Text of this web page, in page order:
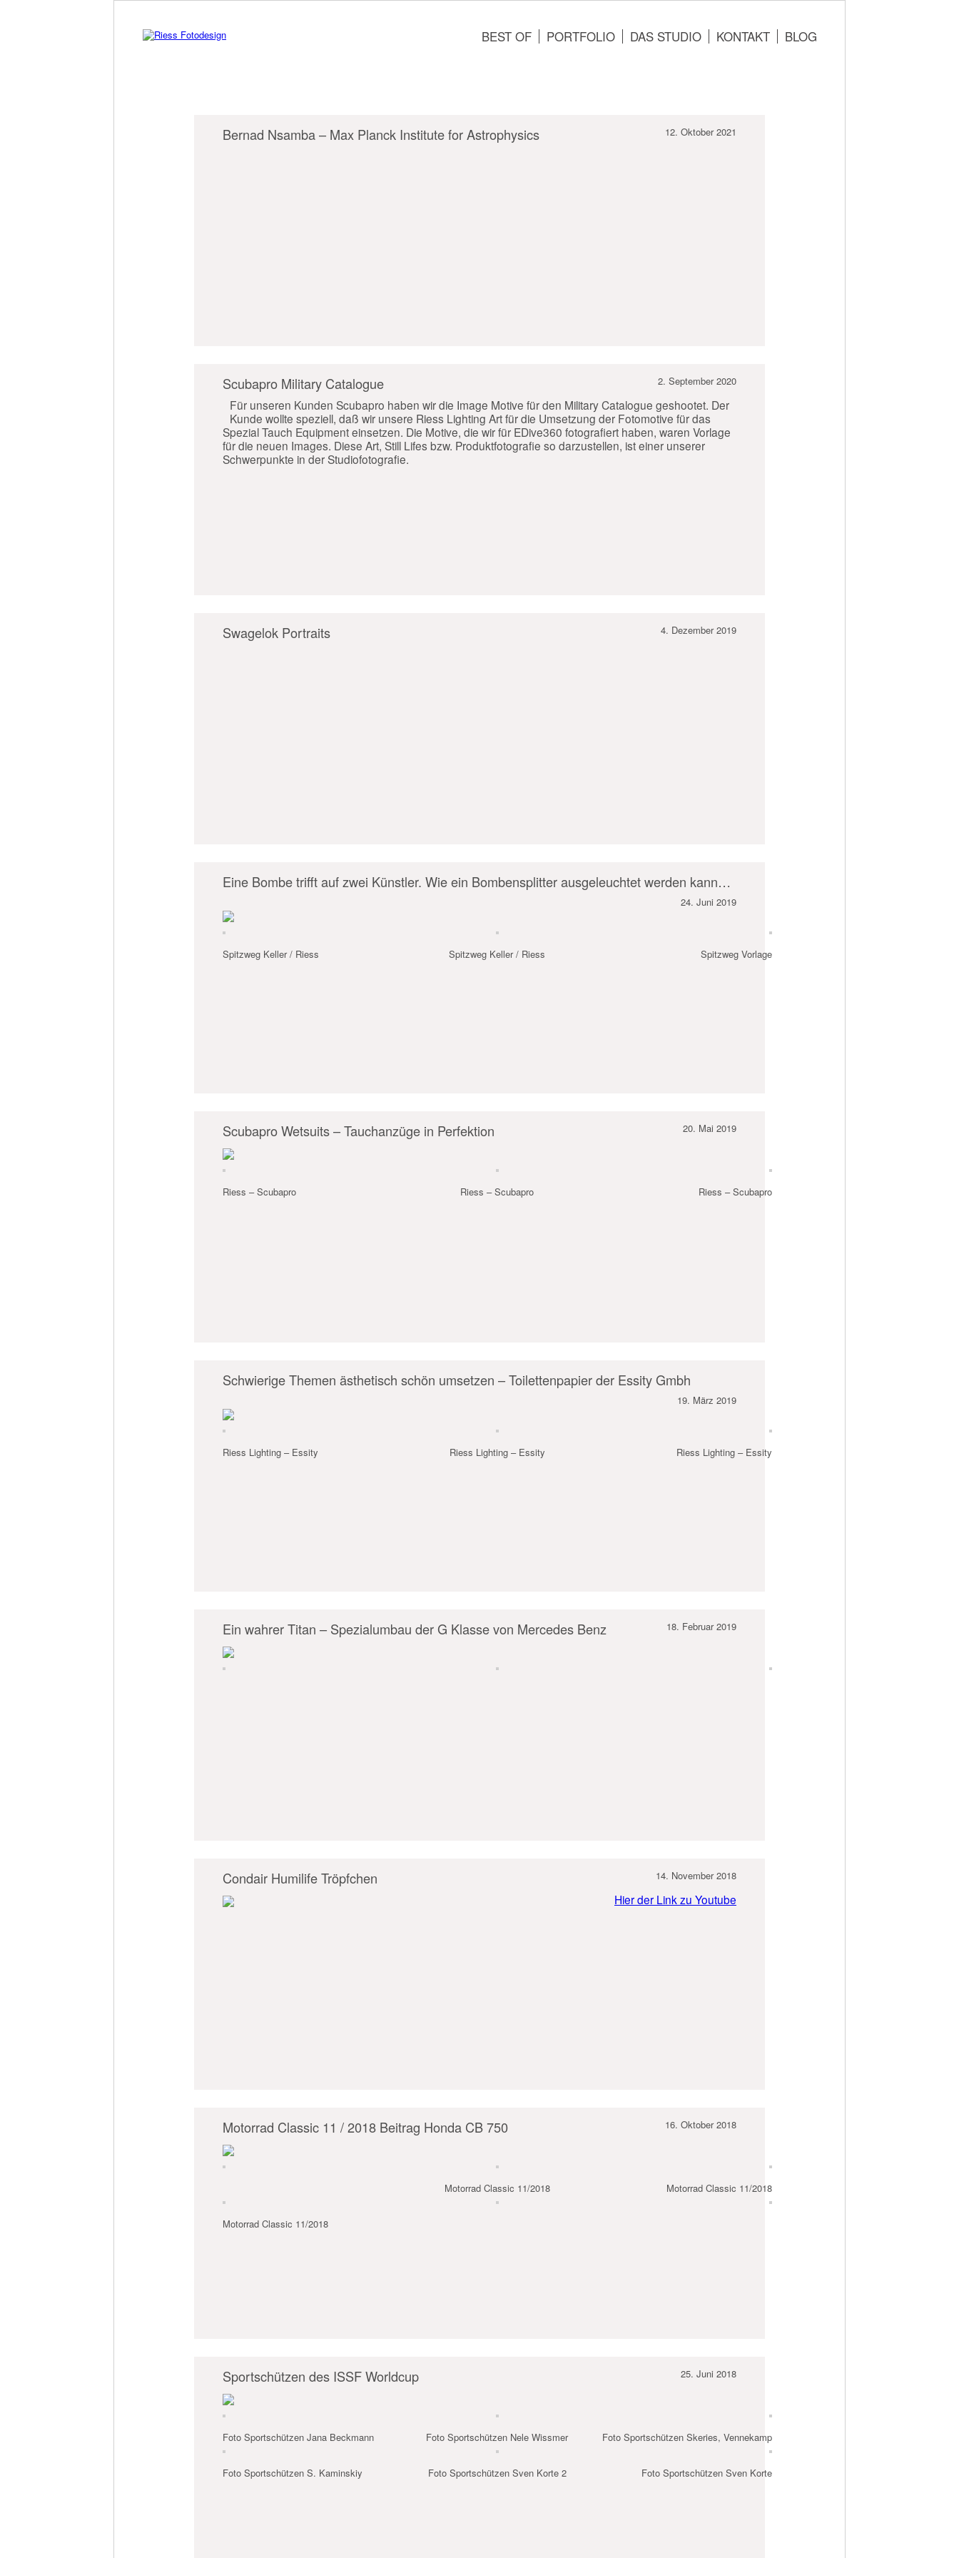
BEST OF PORTFOLIO DAS STUDIO KONTAKT BLOG
Bernad Nsamba – Max Planck Institute for Astrophysics 12. Oktober 2021
Scubapro Military Catalogue 2. September 2020
Für unseren Kunden Scubapro haben wir die Image Motive für den Military Catalogue geshootet. Der
Kunde wollte speziell, daß wir unsere Riess Lighting Art für die Umsetzung der Fotomotive für das
Spezial Tauch Equipment einsetzen. Die Motive, die wir für EDive360 fotografiert haben, waren Vorlage
für die neuen Images. Diese Art, Still Lifes bzw. Produktfotografie so darzustellen, ist einer unserer
Schwerpunkte in der Studiofotografie.
Swagelok Portraits 4. Dezember 2019
Eine Bombe trifft auf zwei Künstler. Wie ein Bombensplitter ausgeleuchtet werden kann…
24. Juni 2019
Spitzweg Keller / Riess Spitzweg Keller / Riess Spitzweg Vorlage
Scubapro Wetsuits – Tauchanzüge in Perfektion 20. Mai 2019
Riess – Scubapro Riess – Scubapro Riess – Scubapro
Schwierige Themen ästhetisch schön umsetzen – Toilettenpapier der Essity Gmbh
19. März 2019
Riess Lighting – Essity Riess Lighting – Essity Riess Lighting – Essity
Ein wahrer Titan – Spezialumbau der G Klasse von Mercedes Benz 18. Februar 2019
Condair Humilife Tröpfchen 14. November 2018
Hier der Link zu Youtube
Motorrad Classic 11 / 2018 Beitrag Honda CB 750 16. Oktober 2018
Motorrad Classic 11/2018 Motorrad Classic 11/2018
Motorrad Classic 11/2018
Sportschützen des ISSF Worldcup 25. Juni 2018
Foto Sportschützen Jana Beckmann Foto Sportschützen Nele Wissmer Foto Sportschützen Skeries, Vennekamp
Foto Sportschützen S. Kaminskiy Foto Sportschützen Sven Korte 2 Foto Sportschützen Sven Korte